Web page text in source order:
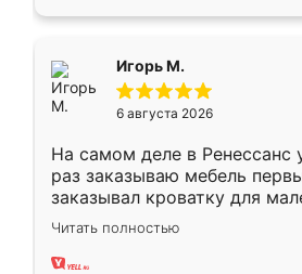
Игорь М.
6 августа 2026
На самом деле в Ренессанс
раз заказываю мебель
заказывал кроватку для
ребёнка при его рождении
заказал шкаф-купе. По
хорошее сборка достаточно
Читать полностью